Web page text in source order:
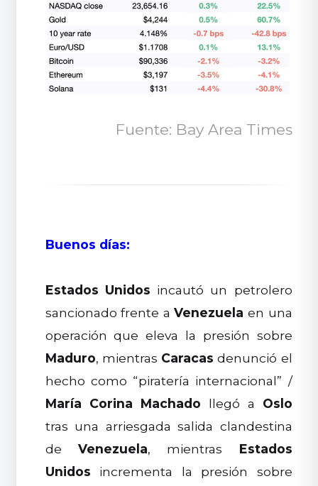
Fuente: Bay Area Times
Buenos días:
Estados Unidos incautó un petrolero
sancionado frente aVenezuela en una
operación que eleva la presión sobre
Maduro, mientras Caracas denunció el
hecho como “piratería internacional” /
María Corina Machado llegó a Oslo
tras una arriesgada salida clandestina
de Venezuela, mientras Estados
Unidos incrementa la presión sobre